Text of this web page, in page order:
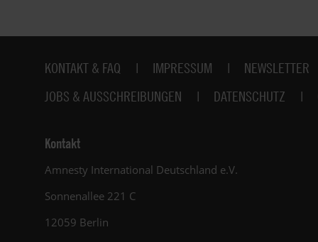
Fußbereich
KONTAKT & FAQ IMPRESSUM NEWSLETTER
JOBS & AUSSCHREIBUNGEN
DATENSCHUTZ
Kontakt
Amnesty International Deutschland e.V.
Sonnenallee 221 C
12059 Berlin